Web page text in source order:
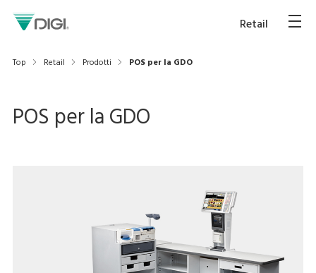
Retail
Top Retail Prodotti POS per la GDO
POS per la GDO